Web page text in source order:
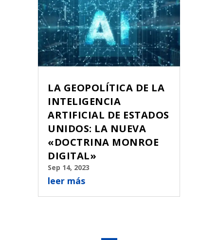
LA GEOPOLÍTICA DE LA
INTELIGENCIA
ARTIFICIAL DE ESTADOS
UNIDOS: LA NUEVA
«DOCTRINA MONROE
DIGITAL»
Sep 14, 2023
leer más